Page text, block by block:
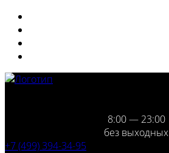
8:00 — 23:00
без выходных
+7 (499) 394-34-95